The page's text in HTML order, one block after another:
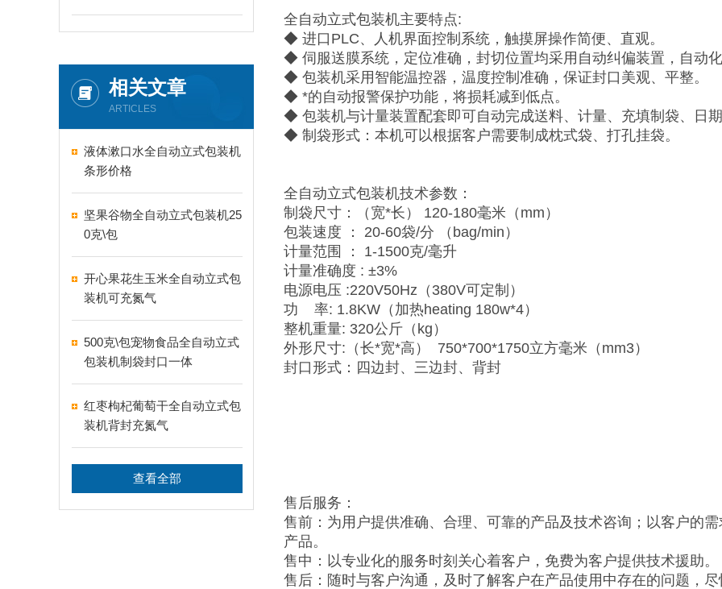
相关文章
ARTICLES
液体漱口水全自动立式包装机
条形价格
坚果谷物全自动立式包装机25
0克\包
开心果花生玉米全自动立式包
装机可充氮气
500克\包宠物食品全自动立式
包装机制袋封口一体
红枣枸杞葡萄干全自动立式包
装机背封充氮气
查看全部
全自动立式包装机主要特点:
◆ 进口PLC、人机界面控制系统，触摸屏操作简便、直观。
◆ 伺服送膜系统，定位准确，封切位置均采用自动纠偏装置，自动化
◆ 包装机采用智能温控器，温度控制准确，保证封口美观、平整。
◆ *的自动报警保护功能，将损耗减到低点。
◆ 包装机与计量装置配套即可自动完成送料、计量、充填制袋、日
◆ 制袋形式：本机可以根据客户需要制成枕式袋、打孔挂袋。
全自动立式包装机技术参数：
制袋尺寸：（宽*长） 120-180毫米（mm）
包装速度 ： 20-60袋/分 （bag/min）
计量范围 ： 1-1500克/毫升
计量准确度 : ±3%
电源电压 :220V50Hz（380V可定制）
功 率: 1.8KW（加热heating 180w*4）
整机重量: 320公斤（kg）
外形尺寸:（长*宽*高） 750*700*1750立方毫米（mm3）
封口形式：四边封、三边封、背封
售后服务：
售前：为用户提供准确、合理、可靠的产品及技术咨询；以客户的
产品。
售中：以专业化的服务时刻关心着客户，免费为客户提供技术援助。
售后：随时与客户沟通，及时了解客户在产品使用中存在的问题，